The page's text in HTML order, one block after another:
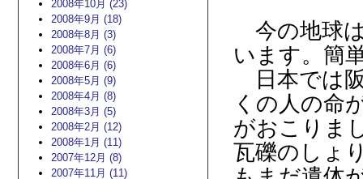
2008年10月 (23)
2008年9月 (18)
2008年8月 (3)
2008年7月 (6)
2008年6月 (6)
2008年5月 (9)
2008年4月 (8)
2008年3月 (5)
2008年2月 (12)
2008年1月 (11)
2007年12月 (8)
2007年11月 (11)
今の地球
います。簡
日本では
くの人の命
がおこりま
瓦礫のしょ